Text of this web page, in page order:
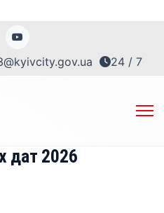
24 / 7
дат 2026